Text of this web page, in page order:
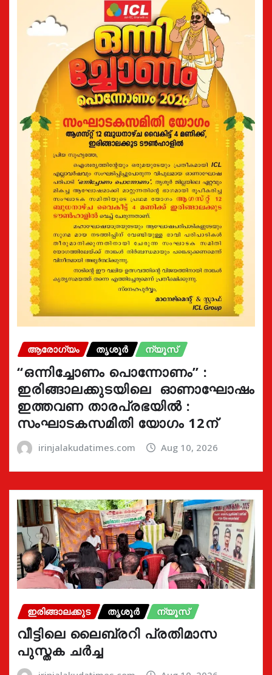
ആരോഗ്യം തൃശൂർ ന്യൂസ്
“ഒന്നിച്ചോണം പൊന്നോണം” :
ഇരിങ്ങാലക്കുടയിലെ ഓണാഘോഷം
ഇത്തവണ താരപ്രഭയിൽ :
സംഘാടകസമിതി യോഗം 12ന്
irinjalakudatimes.com Aug 10, 2026
ഇരിങ്ങാലക്കുട തൃശൂർ ന്യൂസ്
വീട്ടിലെ ലൈബ്രറി പ്രതിമാസ
പുസ്തക ചർച്ച